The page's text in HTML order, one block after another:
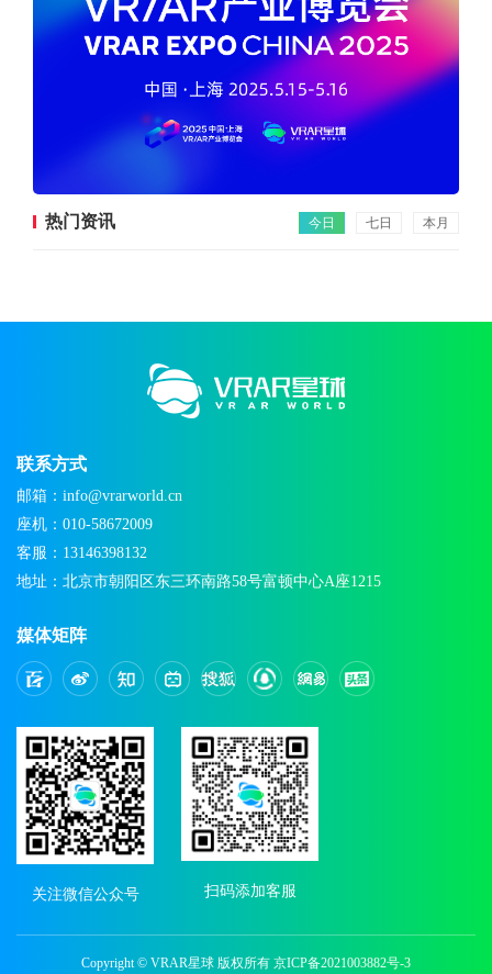
热门资讯 今日 七日 本月
联系方式
邮箱：info@vrarworld.cn
座机：010-58672009
客服：13146398132
地址：北京市朝阳区东三环南路58号富顿中心A座1215
媒体矩阵
关注微信公众号 扫码添加客服
Copyright © VRAR星球 版权所有 京ICP备2021003882号-3